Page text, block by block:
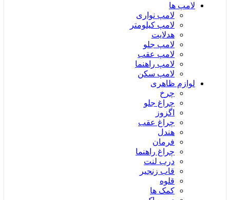
لامپ ها
لامپ نواری
لامپ کیلومتر
هدلایت
لامپ جلو
لامپ عقب
لامپ راهنما
لامپ سکن
لوازم ظاهری
چرخ
چراغ جلو
اگزوز
چراغ عقب
هندل
فرمان
چراغ راهنما
درب لنت
قاب زنجیر
قلوه
کمک ها